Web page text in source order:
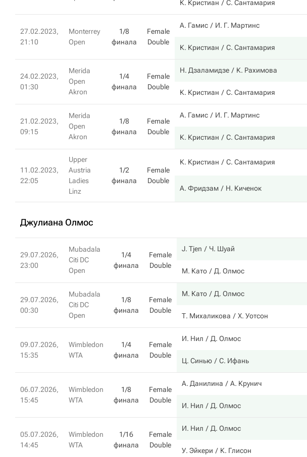
К. Кристиан С. Сантамария
27.02.2023,
21:10
Monterrey
Open
1/8
финала
Female
Double
А. Гамис И. Г. Мартинс
К. Кристиан С. Сантамария
24.02.2023,
01:30
Merida
Open
Akron
1/4
финала
Female
Double
Н. Дзаламидзе К. Рахимова
К. Кристиан С. Сантамария
21.02.2023,
09:15
Merida
Open
Akron
1/8
финала
Female
Double
А. Гамис И. Г. Мартинс
К. Кристиан С. Сантамария
11.02.2023,
22:05
Upper
Austria
Ladies
Linz
1/2
финала
Female
Double
К. Кристиан С. Сантамария
А. Фридзам Н. Киченок
Джулиана Олмос
29.07.2026,
23:00
Mubadala
Citi DC
Open
1/4
финала
Female
Double
J. Tjen Ч. Шуай
М. Като Д. Олмос
29.07.2026,
00:30
Mubadala
Citi DC
Open
1/8
финала
Female
Double
М. Като Д. Олмос
Т. Михаликова Х. Уотсон
09.07.2026,
15:35
Wimbledon
WTA
1/4
финала
Female
Double
И. Нил Д. Олмос
Ц. Синью С. Ифань
06.07.2026,
15:45
Wimbledon
WTA
1/8
финала
Female
Double
А. Данилина А. Крунич
И. Нил Д. Олмос
05.07.2026,
14:45
Wimbledon
WTA
1/16
финала
Female
Double
И. Нил Д. Олмос
У. Эйкери К. Глисон